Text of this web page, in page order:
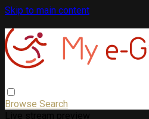
Skip to main content
Browse Search